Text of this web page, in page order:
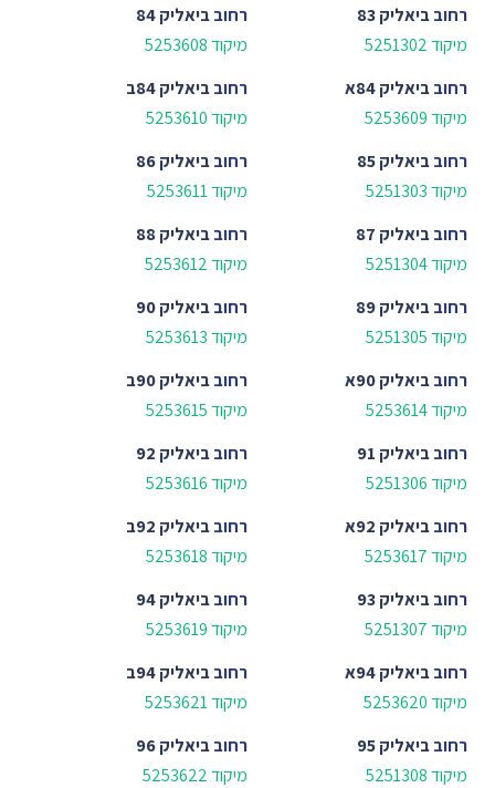
רחובביאליק 83
מיקוד 5251302
רחובביאליק 84
מיקוד 5253608
רחובביאליק 84א
מיקוד 5253609
רחובביאליק 84ב
מיקוד 5253610
רחובביאליק 85
מיקוד 5251303
רחובביאליק 86
מיקוד 5253611
רחובביאליק 87
מיקוד 5251304
רחובביאליק 88
מיקוד 5253612
רחובביאליק 89
מיקוד 5251305
רחובביאליק 90
מיקוד 5253613
רחובביאליק 90א
מיקוד 5253614
רחובביאליק 90ב
מיקוד 5253615
רחובביאליק 91
מיקוד 5251306
רחובביאליק 92
מיקוד 5253616
רחובביאליק 92א
מיקוד 5253617
רחובביאליק 92ב
מיקוד 5253618
רחובביאליק 93
מיקוד 5251307
רחובביאליק 94
מיקוד 5253619
רחובביאליק 94א
מיקוד 5253620
רחובביאליק 94ב
מיקוד 5253621
רחובביאליק 95
מיקוד 5251308
רחובביאליק 96
מיקוד 5253622